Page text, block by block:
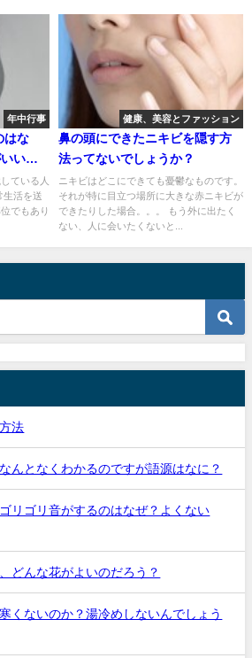
年中行事
はな
いの
ている人
生活を送
でもあり
健康、美容とファッション
鼻の頭にできたニキビを隠す方
法ってないでしょうか？
ニキビはどこにできても憂鬱なものです。
それが特に目立つ場所に大きな赤ニキビが
できたりした場合。。。 もう外に出たく
ない、人に会いたくないと...
法
んとなくわかるのですが語源はなに？
リゴリ音がするのはなぜ？よくない
どんな花がよいのだろう？
くないのか？湯冷めしないんでしょう